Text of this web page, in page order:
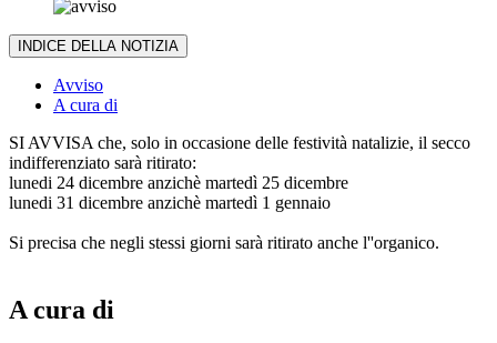
INDICE DELLA NOTIZIA
Avviso
A cura di
SI AVVISA che, solo in occasione delle festività natalizie, il secco
indifferenziato sarà ritirato:
lunedi 24 dicembre anzichè martedì 25 dicembre
lunedi 31 dicembre anzichè martedì 1 gennaio
Si precisa che negli stessi giorni sarà ritirato anche l''organico.
A cura di